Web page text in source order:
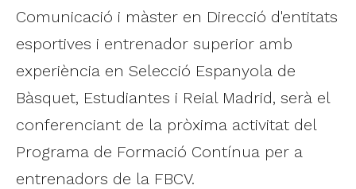
Comunicació i màster en Direcció d'entitats
esportives i entrenador superior amb
experiència en Selecció Espanyola de
Bàsquet, Estudiantes i Reial Madrid, serà el
conferenciant de la pròxima activitat del
Programa de Formació Contínua per a
entrenadors de la FBCV.